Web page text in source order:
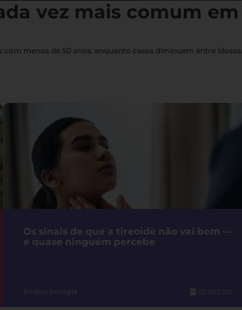
vez mais comum em
menos de 50 anos, enquanto casos diminuem entre idosos
Os sinais de que a tireoide não vai bem —
e quase ninguém percebe
Endocrinologia 03.08.2026